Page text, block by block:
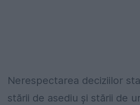
Nerespectarea deciziilor
stării de asediu și stării de